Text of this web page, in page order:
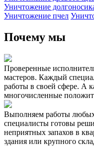
Уничтожение
Уничтожение пчел
Почему мы
Проверенные
мастеров. Каждый
работы в своей сфере. А
многочисленные
Выполняем работы
специалисты готовы
неприятных запахов в
здания или крупного